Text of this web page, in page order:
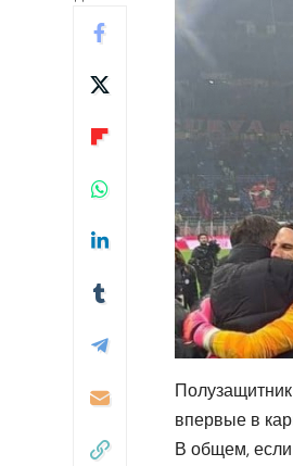
впервые в
В общем, если